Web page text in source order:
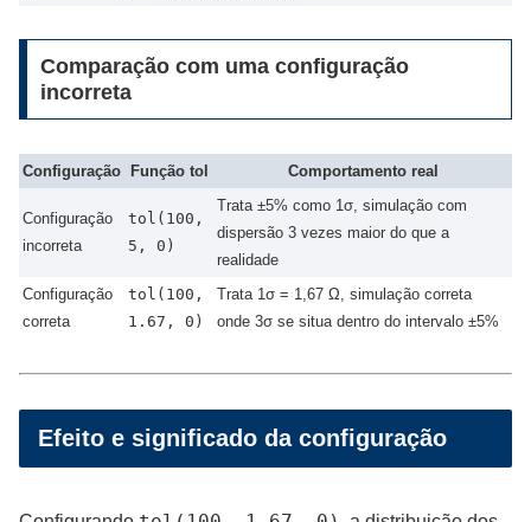
Comparação com uma configuração
incorreta
Configuração Função tol Comportamento real
Configuração
incorreta
tol(100,
5, 0)
Trata ±5% como 1σ, simulação com
dispersão 3 vezes maior do que a
realidade
Configuração
correta
tol(100,
1.67, 0)
Trata 1σ = 1,67 Ω, simulação correta
onde 3σ se situa dentro do intervalo ±5%
Efeito e significado da configuração